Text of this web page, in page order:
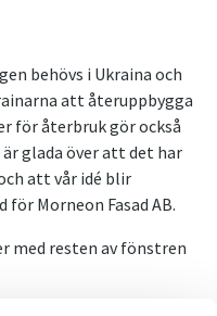
behövs i Ukraina och
att återuppbygga
för återbruk gör också
glada över att det har
att vår idé blir
Morneon Fasad AB.
resten av fönstren